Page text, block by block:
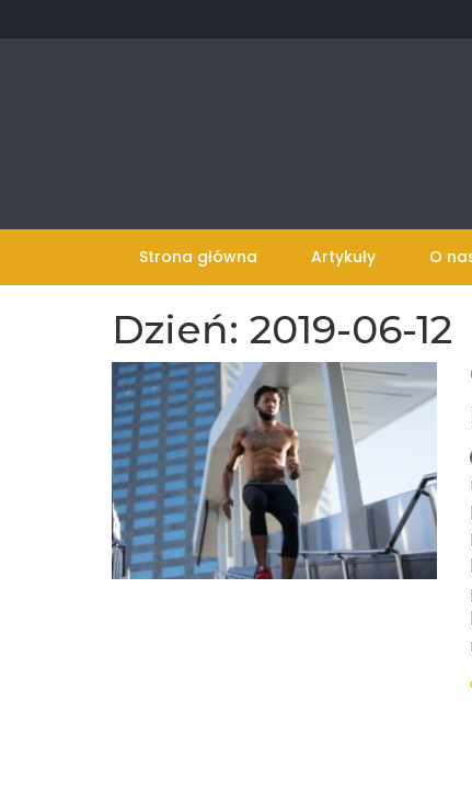
to
Strona główna Artykuły O
Dzień: 2019-06-12